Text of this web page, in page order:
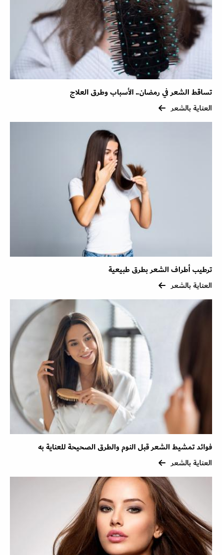
تساقط الشعر في رمضان.. الأسباب وطرق العلاج
العناية بالشعر
ترطيب أطراف الشعر بطرق طبيعية
العناية بالشعر
فوائد تمشيط الشعر قبل النوم والطرق الصحيحة للعناية به
العناية بالشعر